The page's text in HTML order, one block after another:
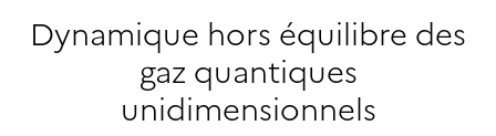
Dynamique hors équilibre des
gaz quantiques
unidimensionnels